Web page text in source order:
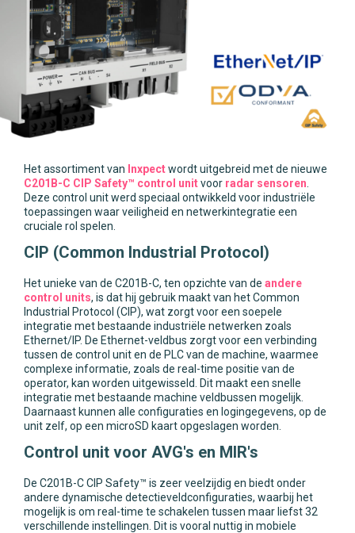
Het assortiment van Inxpectwordt uitgebreid met de nieuwe
C201B-C CIP Safety™ control unitvoor radar sensoren
Deze control unit werd speciaal ontwikkeld voor industriële
toepassingen waar veiligheid en netwerkintegratie een
cruciale rol spelen.
CIP (Common Industrial Protocol)
Het unieke van de C201B-C, ten opzichte van de andere
control units, is dat hij gebruik maakt van het Common
Industrial Protocol (CIP), wat zorgt voor een soepele
integratie met bestaande industriële netwerken zoals
Ethernet/IP. De Ethernet-veldbus zorgt voor een verbinding
tussen de control unit en de PLC van de machine, waarmee
complexe informatie, zoals de real-time positie van de
operator, kan worden uitgewisseld. Dit maakt een snelle
integratie met bestaande machine veldbussen mogelijk.
Daarnaast kunnen alle configuraties en logingegevens, op de
unit zelf, op een microSD kaart opgeslagen worden.
Control unit voor AVG's en MIR's
De C201B-C CIP Safety™ is zeer veelzijdig en biedt onder
andere dynamische detectieveldconfiguraties, waarbij het
mogelijk is om real-time te schakelen tussen maar liefst 32
verschillende instellingen. Dit is vooral nuttig in mobiele